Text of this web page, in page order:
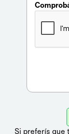
Si preferís que